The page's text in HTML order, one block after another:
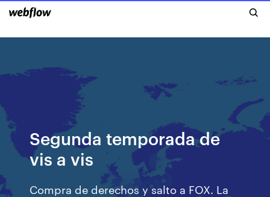
Segunda temporada de
vis a vis
Compra de derechos y salto a FOX. La